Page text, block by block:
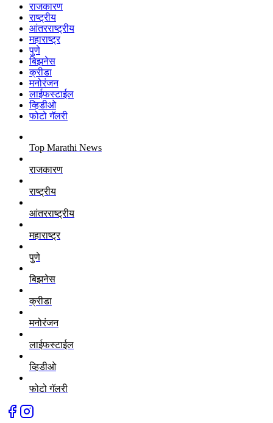
राजकारण
राष्ट्रीय
आंतरराष्ट्रीय
महाराष्ट्र
पुणे
बिझनेस
क्रीडा
मनोरंजन
लाईफस्टाईल
व्हिडीओ
फोटो गॅलरी
Top Marathi News
राजकारण
राष्ट्रीय
आंतरराष्ट्रीय
महाराष्ट्र
पुणे
बिझनेस
क्रीडा
मनोरंजन
लाईफस्टाईल
व्हिडीओ
फोटो गॅलरी